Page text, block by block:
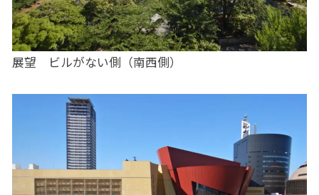
展望 ビルがない側（南西側）